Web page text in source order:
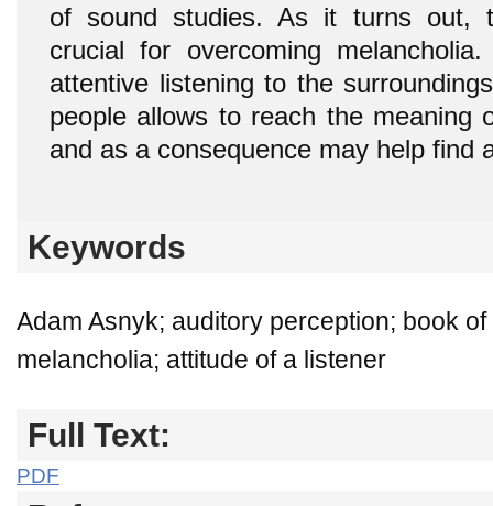
of sound studies. As it turns out,
crucial for overcoming
attentive listening to the
people allows to reach the meaning
and as a consequence may help find
Keywords
Adam Asnyk; auditory perception; book
melancholia; attitude of a listener
Full Text:
PDF